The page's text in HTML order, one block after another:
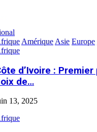
Amérique Asie Europe
d’Ivoire :
de…
13, 2025